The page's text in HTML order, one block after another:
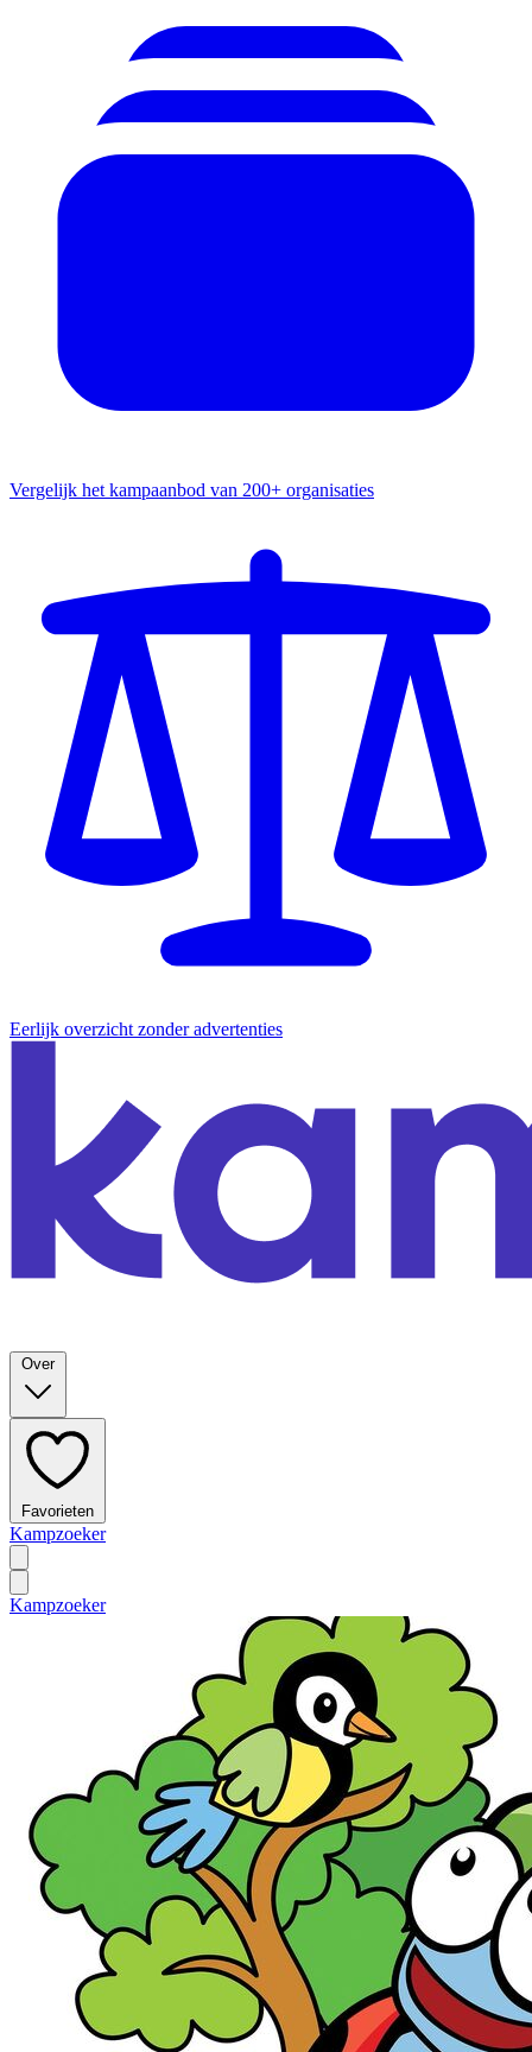
Vergelijk het kampaanbod van 200+ organisaties
Eerlijk overzicht zonder advertenties
Over
Favorieten
Kampzoeker
Kampzoeker